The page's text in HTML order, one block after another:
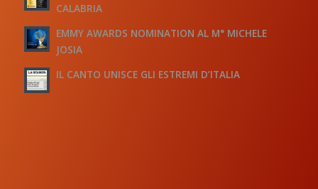
CALABRIA
EMMY AWARDS NOMINATION AL M° MICHELE
JOSIA
IL CANTO UNISCE GLI ESTREMI D’ITALIA